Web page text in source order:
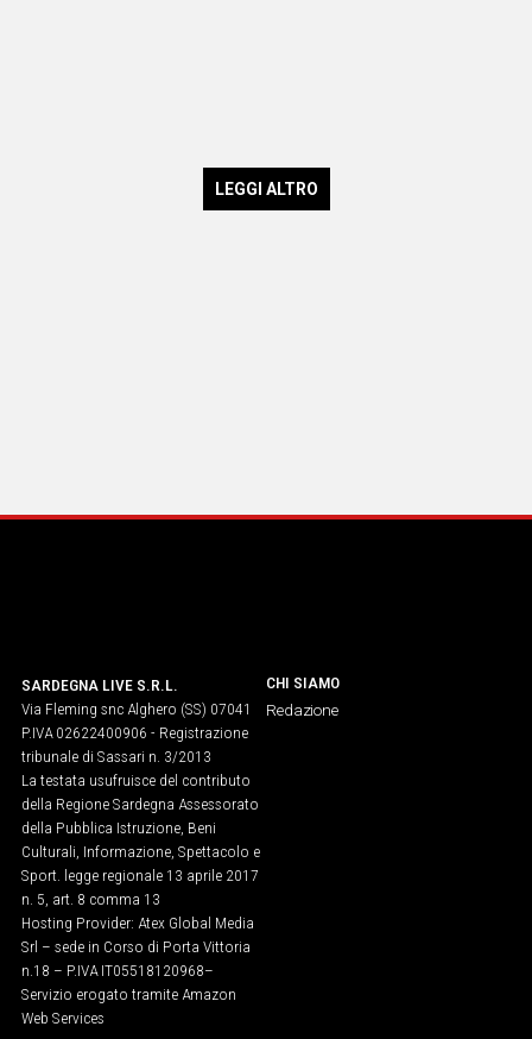
LEGGI ALTRO
SARDEGNA LIVE S.R.L.
Via Fleming snc Alghero (SS) 07041
P.IVA 02622400906 - Registrazione
tribunale di Sassari n. 3/2013
La testata usufruisce del contributo
della Regione Sardegna Assessorato
della Pubblica Istruzione, Beni
Culturali, Informazione, Spettacolo e
Sport. legge regionale 13 aprile 2017
n. 5, art. 8 comma 13
Hosting Provider: Atex Global Media
Srl – sede in Corso di Porta Vittoria
n.18 – P.IVA IT05518120968​–
Servizio erogato tramite Amazon
Web Services
CHI SIAMO
Redazione